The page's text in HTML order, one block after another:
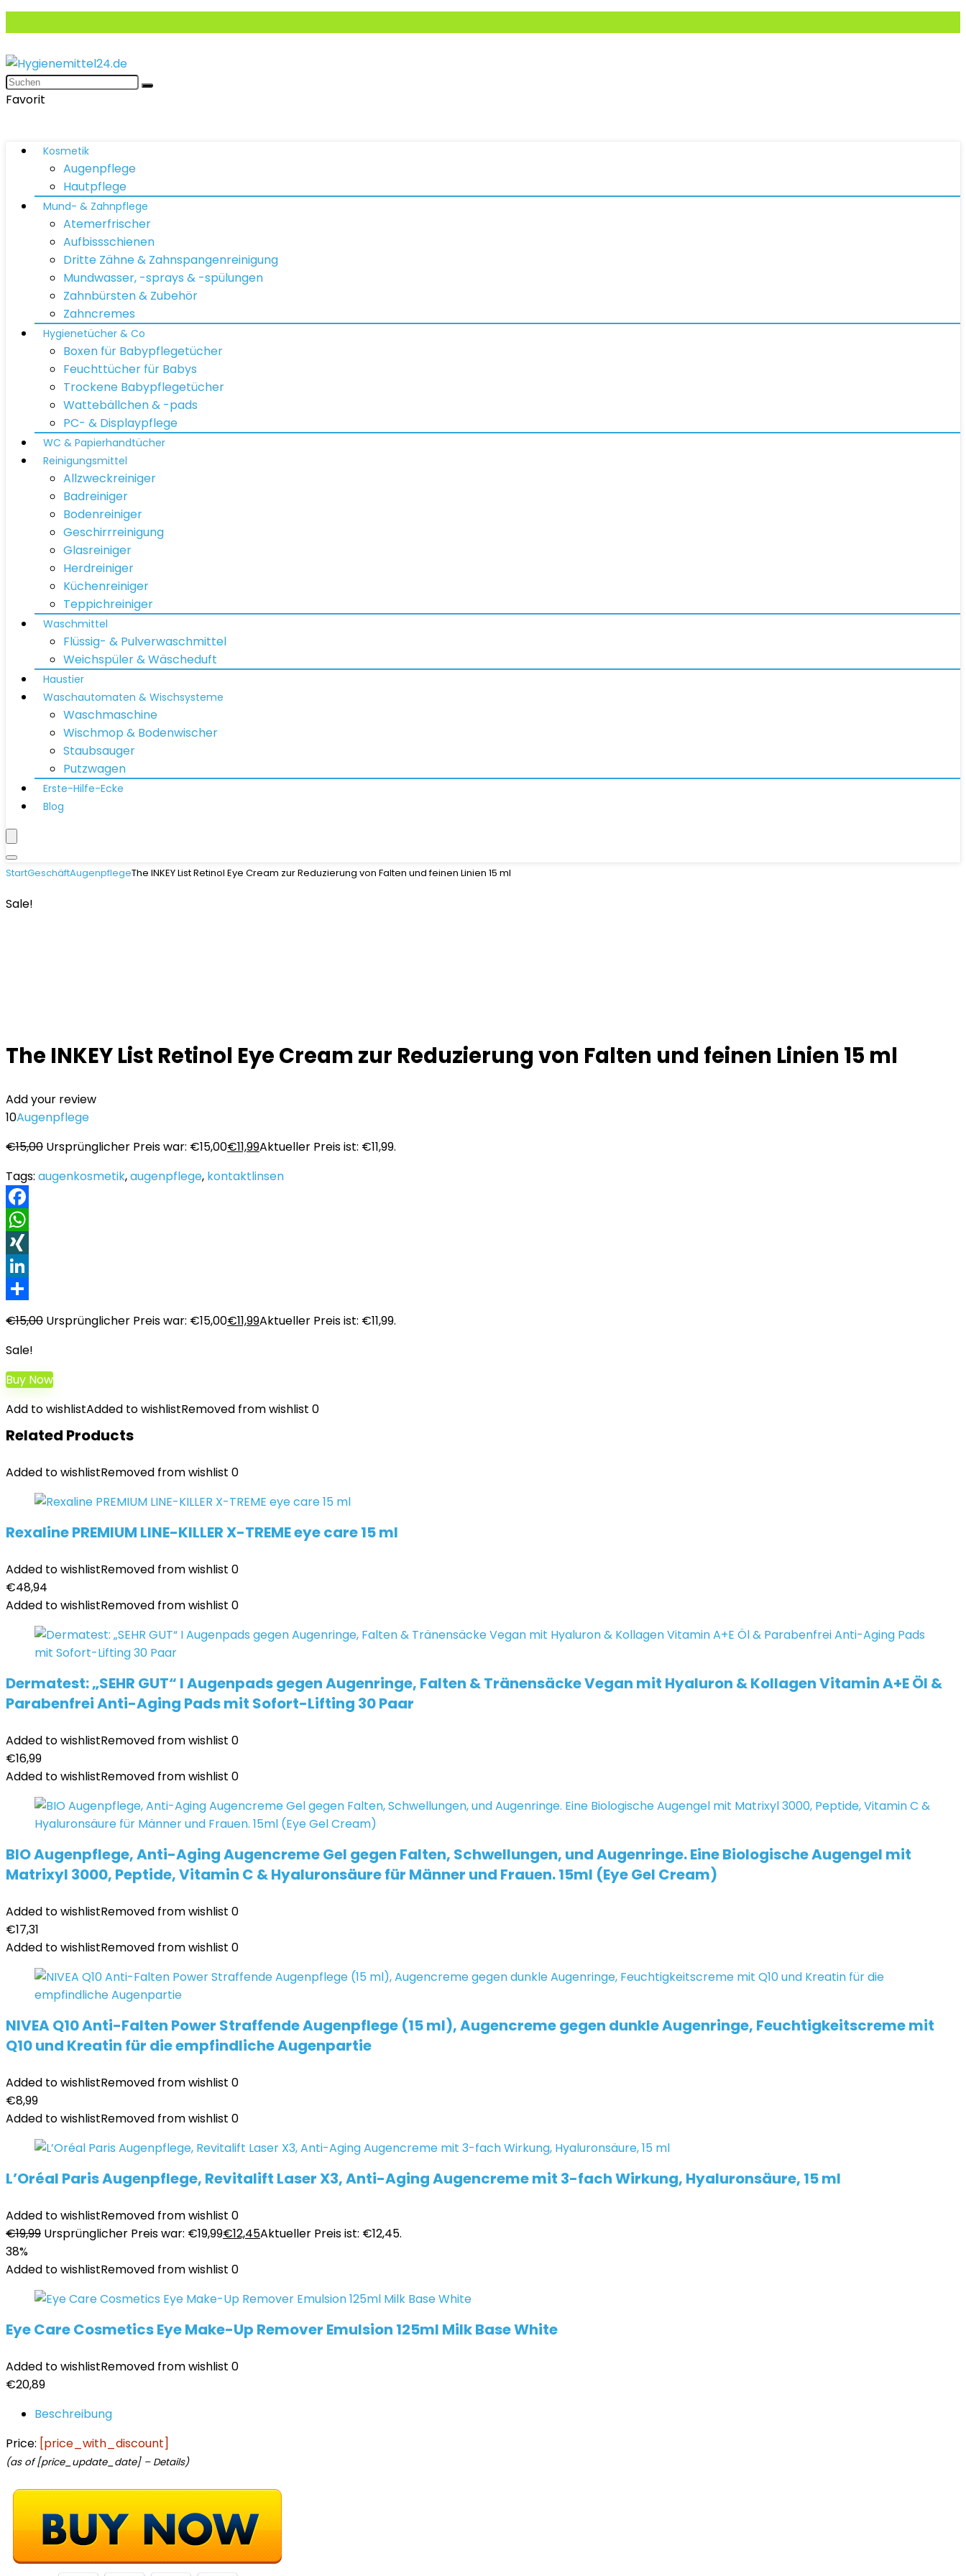
Favorit
Kosmetik
Augenpflege
Hautpflege
Mund- & Zahnpflege
Atemerfrischer
Aufbissschienen
Dritte Zähne & Zahnspangenreinigung
Mundwasser, -sprays & -spülungen
Zahnbürsten & Zubehör
Zahncremes
Hygienetücher & Co
Boxen für Babypflegetücher
Feuchttücher für Babys
Trockene Babypflegetücher
Wattebällchen & -pads
PC- & Displaypflege
WC & Papierhandtücher
Reinigungsmittel
Allzweckreiniger
Badreiniger
Bodenreiniger
Geschirrreinigung
Glasreiniger
Herdreiniger
Küchenreiniger
Teppichreiniger
Waschmittel
Flüssig- & Pulverwaschmittel
Weichspüler & Wäscheduft
Haustier
Waschautomaten & Wischsysteme
Waschmaschine
Wischmop & Bodenwischer
Staubsauger
Putzwagen
Erste-Hilfe-Ecke
Blog
StartGeschäftAugenpflegeThe INKEY List Retinol Eye Cream zur Reduzierung von Falten und feinen Linien 15 ml
Sale!
The INKEY List Retinol Eye Cream zur Reduzierung von Falten und feinen Linien 15 ml
Add your review
10Augenpflege
€15,00 Ursprünglicher Preis war: €15,00€11,99Aktueller Preis ist: €11,99.
Tags: augenkosmetik,augenpflege, kontaktlinsen
Facebook
WhatsApp
XING
LinkedIn
€15,00 Ursprünglicher Preis war: €15,00€11,99Aktueller Preis ist: €11,99.
Sale!
Buy Now
Add to wishlistAdded to wishlistRemoved from wishlist 0
Related Products
Added to wishlistRemoved from wishlist 0
Rexaline PREMIUM LINE-KILLER X-TREME eye care 15 ml
Added to wishlistRemoved from wishlist 0
€48,94
Added to wishlistRemoved from wishlist 0
Dermatest: „SEHR GUT“ I Augenpads gegen Augenringe, Falten & Tränensäcke Vegan mit Hyaluron & Kollagen Vitamin A+E Öl &
Parabenfrei Anti-Aging Pads mit Sofort-Lifting 30 Paar
Added to wishlistRemoved from wishlist 0
€16,99
Added to wishlistRemoved from wishlist 0
BIO Augenpflege, Anti-Aging Augencreme Gel gegen Falten, Schwellungen, und Augenringe. Eine Biologische Augengel mit
Matrixyl 3000, Peptide, Vitamin C & Hyaluronsäure für Männer und Frauen. 15ml (Eye Gel Cream)
Added to wishlistRemoved from wishlist 0
€17,31
Added to wishlistRemoved from wishlist 0
NIVEA Q10 Anti-Falten Power Straffende Augenpflege (15 ml), Augencreme gegen dunkle Augenringe, Feuchtigkeitscreme mit
Q10 und Kreatin für die empfindliche Augenpartie
Added to wishlistRemoved from wishlist 0
€8,99
Added to wishlistRemoved from wishlist 0
L’Oréal Paris Augenpflege, Revitalift Laser X3, Anti-Aging Augencreme mit 3-fach Wirkung, Hyaluronsäure, 15 ml
Added to wishlistRemoved from wishlist 0
€19,99 Ursprünglicher Preis war: €19,99€12,45Aktueller Preis ist: €12,45.
38%
Added to wishlistRemoved from wishlist 0
Eye Care Cosmetics Eye Make-Up Remover Emulsion 125ml Milk Base White
Added to wishlistRemoved from wishlist 0
€20,89
Beschreibung
Price: [price_with_discount]
(as of [price_update_date] – Details)